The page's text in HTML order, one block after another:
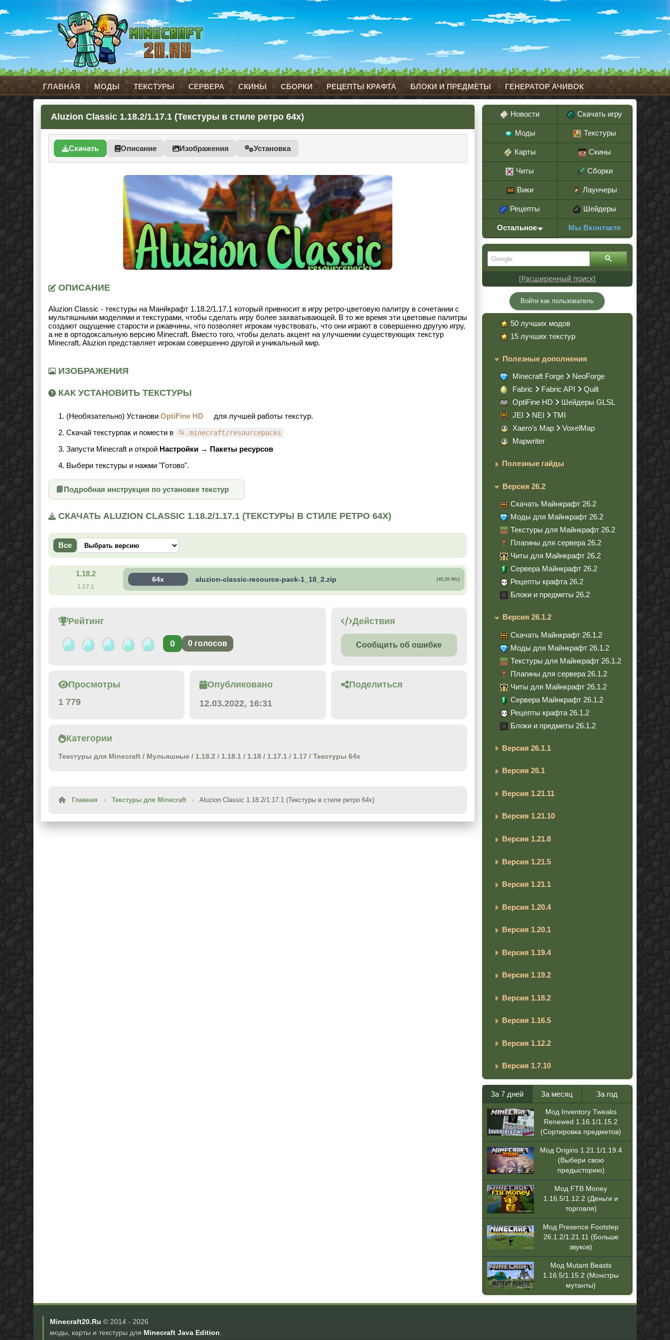
ГЛАВНАЯ МОДЫ ТЕКСТУРЫ СЕРВЕРА СКИНЫ СБОРКИ РЕЦЕПТЫ КРАФТА БЛОКИ И ПРЕДМЕТЫ ГЕНЕРАТОР АЧИВОК
Aluzion Classic 1.18.2/1.17.1 (Текстуры в стиле ретро 64x)
Скачать Описание Изображения Установка
ОПИСАНИЕ
Aluzion Classic - текстуры на Манйкрафт 1.18.2/1.17.1 который привносит в игру ретро-цветовую палитру в сочетании с
мультяшными моделями и текстурами, чтобы сделать игру более захватывающей. В то же время эти цветовые палитры
создают ощущение старости и ржавчины, что позволяет игрокам чувствовать, что они играют в совершенно другую игру,
а не в ортодоксальную версию Minecraft. Вместо того, чтобы делать акцент на улучшении существующих текстур
Minecraft, Aluzion представляет игрокам совершенно другой и уникальный мир.
ИЗОБРАЖЕНИЯ
КАК УСТАНОВИТЬ ТЕКСТУРЫ
(Необязательно) Установи OptiFine HD
для лучшей работы текстур.
Скачай текстурпак и помести в
📂.minecraft/resourcepacks
Запусти Minecraft и открой Настройки → Пакеты ресурсов
Выбери текстуры и нажми "Готово".
📘Подробная инструкция по установке текстур
СКАЧАТЬ ALUZION CLASSIC 1.18.2/1.17.1 (ТЕКСТУРЫ В СТИЛЕ РЕТРО 64X)
Все
1.18.2
1.17.1
64x aluzion-classic-resource-pack-1_18_2.zip [49,28 Mb]
Рейтинг
0 0 голосов
Действия
Сообщить об ошибке
Просмотры
1 779
Опубликовано
12.03.2022, 16:31
Поделиться
Категории
Текстуры для Minecraft / Мульяшные / 1.18.2 / 1.18.1 / 1.18 / 1.17.1 / 1.17 / Текстуры 64x
Главная › Текстуры для Minecraft › Aluzion Classic 1.18.2/1.17.1 (Текстуры в стиле ретро 64x)
Новости Скачать игру
Моды Текстуры
Карты Скины
Читы Сборки
Вики Лаунчеры
Рецепты Шейдеры
Остальное Мы Вконтакте
[Расширенный поиск]
Войти как пользователь
50 лучших модов
15 лучших текстур
Полезные дополнения
Minecraft Forge
NeoForge
Fabric
Fabric API
Quilt
OptiFine HD
Шейдеры GLSL
JEI
NEI
TMI
Xaero’s Map
VoxelMap
Mapwriter
Полезные гайды
Версия 26.2
Скачать Майнкрафт 26.2
Моды для Майнкрафт 26.2
Текстуры для Майнкрафт 26.2
Плагины для сервера 26.2
Читы для Майнкрафт 26.2
Сервера Майнкрафт 26.2
Рецепты крафта 26.2
Блоки и предметы 26.2
Версия 26.1.2
Скачать Майнкрафт 26.1.2
Моды для Майнкрафт 26.1.2
Текстуры для Майнкрафт 26.1.2
Плагины для сервера 26.1.2
Читы для Майнкрафт 26.1.2
Сервера Майнкрафт 26.1.2
Рецепты крафта 26.1.2
Блоки и предметы 26.1.2
Версия 26.1.1
Версия 26.1
Версия 1.21.11
Версия 1.21.10
Версия 1.21.8
Версия 1.21.5
Версия 1.21.1
Версия 1.20.4
Версия 1.20.1
Версия 1.19.4
Версия 1.19.2
Версия 1.18.2
Версия 1.16.5
Версия 1.12.2
Версия 1.7.10
За 7 дней За месяц За год
Мод Inventory Tweaks
Renewed 1.16.1/1.15.2
(Сортировка предметов)
Мод Origins 1.21.1/1.19.4
(Выбери свою
предысторию)
Мод FTB Money
1.16.5/1.12.2 (Деньги и
торговля)
Мод Presence Footstep
26.1.2/1.21.11 (Больше
звуков)
Мод Mutant Beasts
1.16.5/1.15.2 (Монстры
мутанты)
Minecraft20.Ru © 2014 - 2026
моды, карты и текстуры для Minecraft Java Edition